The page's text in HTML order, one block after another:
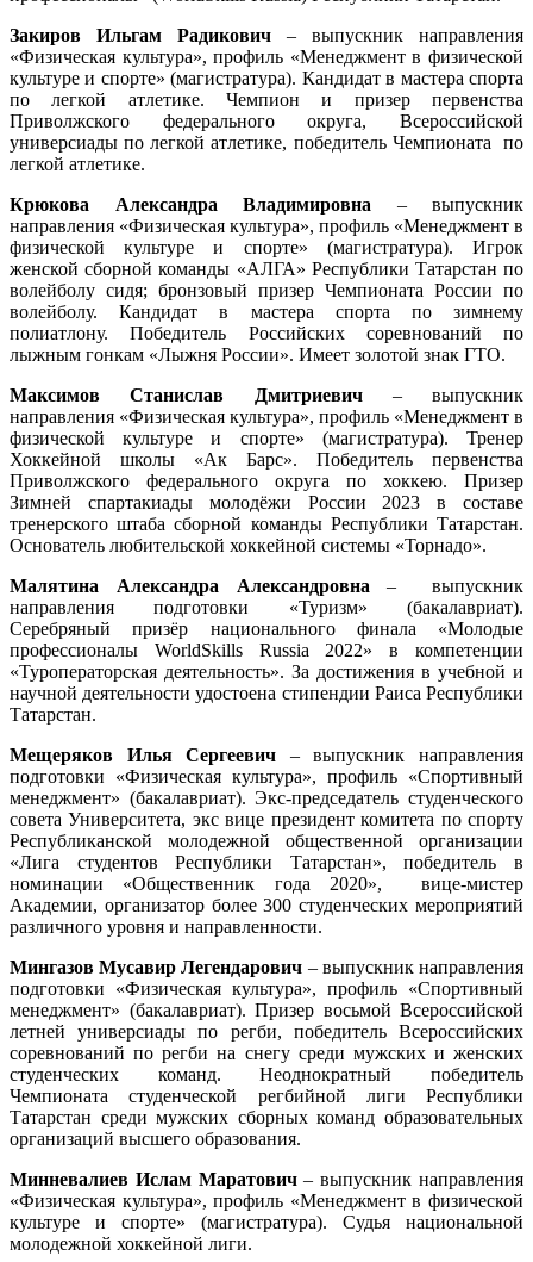
Закиров Ильгам Радикович – выпускник направления
«Физическая культура», профиль «Менеджмент в физической
культуре и спорте» (магистратура). Кандидат в мастера спорта
по легкой атлетике. Чемпион и призер первенства
Приволжского федерального округа, Всероссийской
универсиады по легкой атлетике, победитель Чемпионата по
легкой атлетике.
Крюкова Александра Владимировна – выпускник
направления «Физическая культура», профиль «Менеджмент в
физической культуре и спорте» (магистратура). Игрок
женской сборной команды «АЛГА» Республики Татарстан по
волейболу сидя; бронзовый призер Чемпионата России по
волейболу. Кандидат в мастера спорта по зимнему
полиатлону. Победитель Российских соревнований по
лыжным гонкам «Лыжня России». Имеет золотой знак ГТО.
Максимов Станислав Дмитриевич– выпускник
направления «Физическая культура», профиль «Менеджмент в
физической культуре и спорте» (магистратура). Тренер
Хоккейной школы «Ак Барс». Победитель первенства
Приволжского федерального округа по хоккею. Призер
Зимней спартакиады молодёжи России 2023 в составе
тренерского штаба сборной команды Республики Татарстан.
Основатель любительской хоккейной системы «Торнадо».
Малятина Александра Александровна – выпускник
направления подготовки «Туризм» (бакалавриат).
Серебряный призёр национального финала «Молодые
профессионалы WorldSkills Russia 2022» в компетенции
«Туроператорская деятельность». За достижения в учебной и
научной деятельности удостоена стипендии Раиса Республики
Татарстан.
Мещеряков Илья Сергеевич – выпускник направления
подготовки «Физическая культура», профиль «Спортивный
менеджмент» (бакалавриат). Экс-председатель студенческого
совета Университета, экс вице президент комитета по спорту
Республиканской молодежной общественной организации
«Лига студентов Республики Татарстан», победитель в
номинации «Общественник года 2020», вице-мистер
Академии, организатор более 300 студенческих мероприятий
различного уровня и направленности.
Мингазов Мусавир Легендарович – выпускник направления
подготовки «Физическая культура», профиль «Спортивный
менеджмент» (бакалавриат). Призер восьмой Всероссийской
летней универсиады по регби, победитель Всероссийских
соревнований по регби на снегу среди мужских и женских
студенческих команд. Неоднократный победитель
Чемпионата студенческой регбийной лиги Республики
Татарстан среди мужских сборных команд образовательных
организаций высшего образования.
Минневалиев Ислам Маратович– выпускник направления
«Физическая культура», профиль «Менеджмент в физической
культуре и спорте» (магистратура). Судья национальной
молодежной хоккейной лиги.